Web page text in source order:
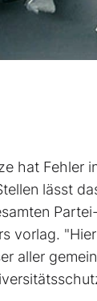
hat Fehler
lässt
vorlag.
aller